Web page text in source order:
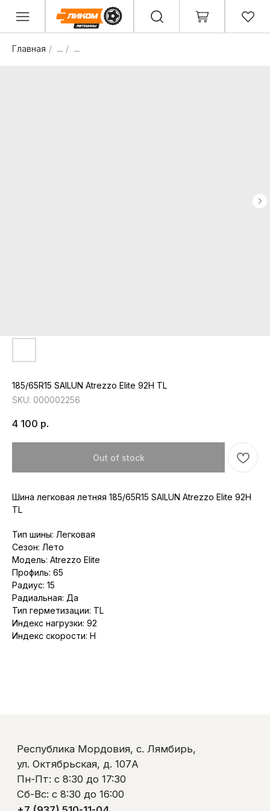
Главная / ... / ...
185/65R15 SAILUN Atrezzo Elite 92H TL
SKU: 000002256
4 100 р.
Out of stock
Шина легковая летняя 185/65R15 SAILUN Atrezzo Elite 92H
TL
Тип шины: Легковая
Сезон: Лето
Модель: Atrezzo Elite
Профиль: 65
Радиус: 15
Радиальная: Да
Тип герметизации: TL
Индекс нагрузки: 92
Индекс скорости: H
Контакты
Полезно знать
Оплата и доставка
Обмен и возврат
Республика Мордовия, с. Лямбирь,
ул. Октябрьская, д. 107А
Пн-Пт: с 8:30 до 17:30
Сб-Вс: с 8:30 до 16:00
+7 (937) 510-11-04
+7 (927) 979-00-19